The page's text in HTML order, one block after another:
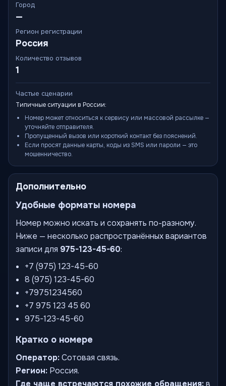
Город
—
Регион регистрации
Россия
Количество отзывов
1
Частые сценарии
Типичные ситуации в России:
Номер может относиться к сервису или массовой рассылке —
уточняйте отправителя.
Пропущенный вызов или короткий контакт без пояснений.
Если просят данные карты, коды из SMS или пароли — это
мошенничество.
Дополнительно
Удобные форматы номера
Номер можно искать и сохранять по-разному.
Ниже — несколько распространённых вариантов
записи для 975-123-45-60:
+7 (975) 123-45-60
8 (975) 123-45-60
+79751234560
+7 975 123 45 60
975-123-45-60
Кратко о номере
Оператор:Сотовая связь.
Регион: Россия.
Где чаще встречаются похожие обращения:в